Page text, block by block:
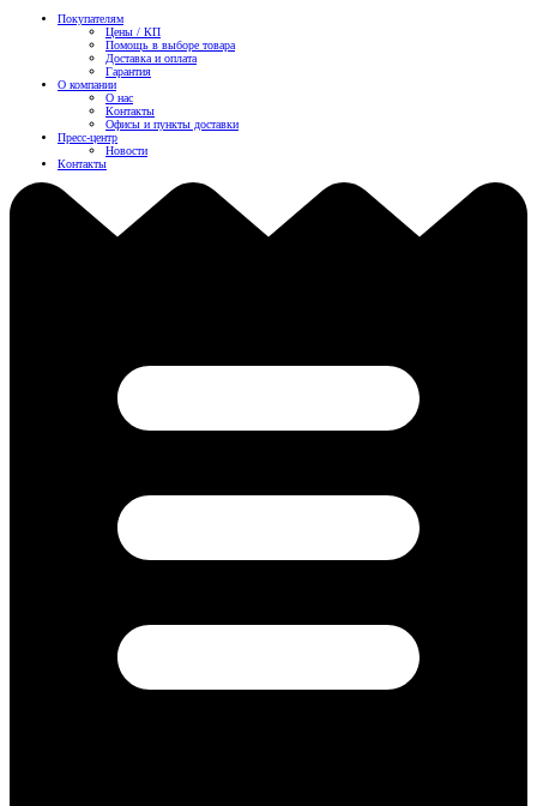
Покупателям
Цены / КП
Помощь в выборе товара
Доставка и оплата
Гарантия
О компании
О нас
Контакты
Офисы и пункты доставки
Пресс-центр
Новости
Контакты